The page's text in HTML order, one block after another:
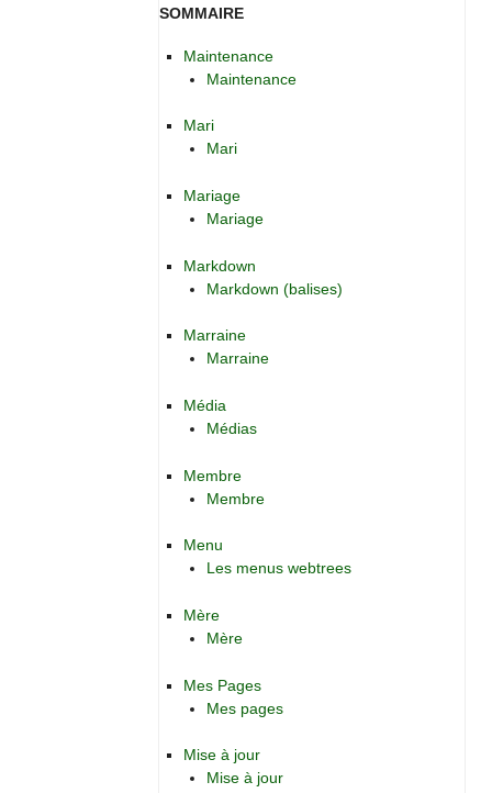
SOMMAIRE
Maintenance
Maintenance
Mari
Mari
Mariage
Mariage
Markdown
Markdown (balises)
Marraine
Marraine
Média
Médias
Membre
Membre
Menu
Les menus webtrees
Mère
Mère
Mes Pages
Mes pages
Mise à jour
Mise à jour